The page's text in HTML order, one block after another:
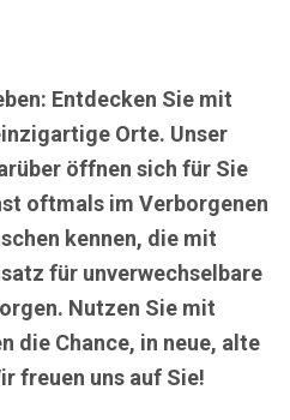
Entdecken Sie mit
Orte. Unser
öffnen sich für Sie
oftmals im Verborgenen
kennen, die mit
für unverwechselbare
Nutzen Sie mit
die Chance, in neue, alte
freuen uns auf Sie!